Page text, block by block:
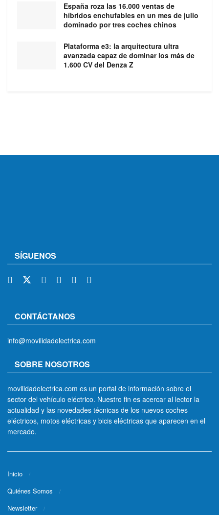
España roza las 16.000 ventas de
híbridos enchufables en un mes de julio
dominado por tres coches chinos
Plataforma e3: la arquitectura ultra
avanzada capaz de dominar los más de
1.600 CV del Denza Z
SÍGUENOS
CONTÁCTANOS
info@movilidadelectrica.com
SOBRE NOSOTROS
movilidadelectrica.com es un portal de información sobre el
sector del vehículo eléctrico. Nuestro fin es acercar al lector la
actualidad y las novedades técnicas de los nuevos coches
eléctricos, motos eléctricas y bicis eléctricas que aparecen en el
mercado.
Inicio
Quiénes Somos
Newsletter